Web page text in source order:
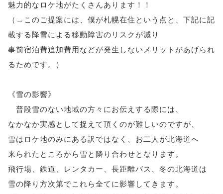
魅力的なロケ地がたくさんあります！！
（→このご提案には、僕が札幌在住という点と、下記に記
載する降雪による移動障害のリスクが減り
事前宿泊費追加費用などが発生しないメリットがあげられ
るためです。）
《雪の影響》
普段雪のない地域の方々にお伝えする際には、
なかなか実感として捉えて頂くのが難しいのですが、
雪はロケ地のみにある訳ではなく、お二人が北海道へ
来られたところから雪と隣り合わせとなります。
飛行場、鉄道、レンタカー、長距離バス、冬の北海道は
雪の降り方次第でこれら全てに影響してきます。